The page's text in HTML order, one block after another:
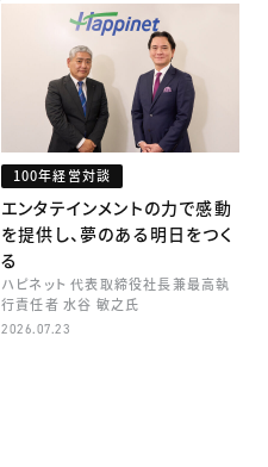
100年経営対談
エンタテインメントの力で感動
を提供し、夢のある明日をつく
る
ハピネット 代表取締役社長兼最高執
行責任者 水谷 敏之氏
2026.07.23